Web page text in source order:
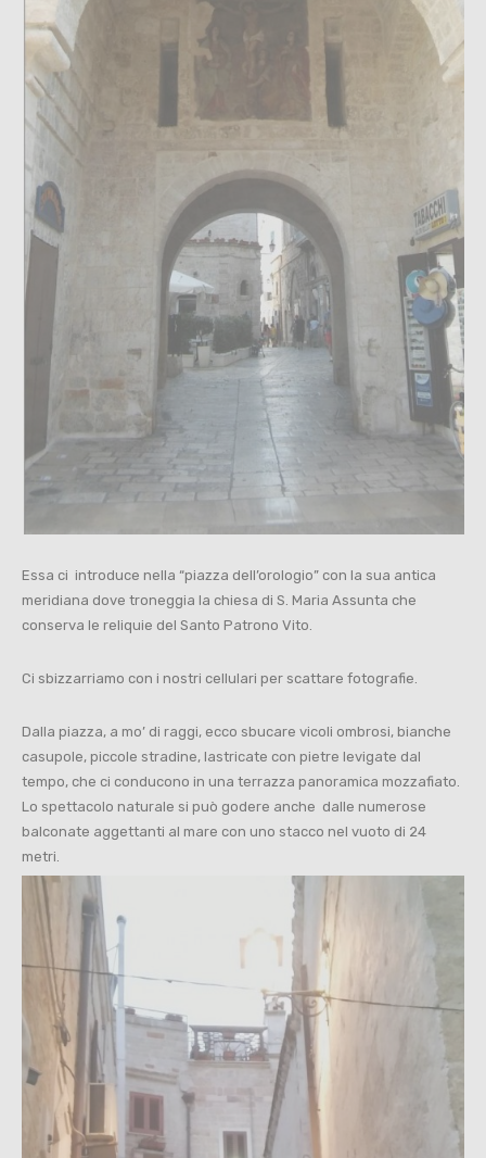
Essa ci introduce nella “piazza dell’orologio” con la sua antica
meridiana dove troneggia la chiesa di S. Maria Assunta che
conserva le reliquie del Santo Patrono Vito.
Ci sbizzarriamo con i nostri cellulari per scattare fotografie.
Dalla piazza, a mo’ di raggi, ecco sbucare vicoli ombrosi, bianche
casupole, piccole stradine, lastricate con pietre levigate dal
tempo, che ci conducono in una terrazza panoramica mozzafiato.
Lo spettacolo naturale si può godere anche dalle numerose
balconate aggettanti al mare con uno stacco nel vuoto di 24
metri.